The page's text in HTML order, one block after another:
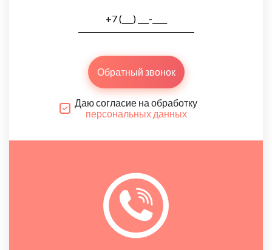
Обратный звонок
Даю согласие на обработку
персональных данных